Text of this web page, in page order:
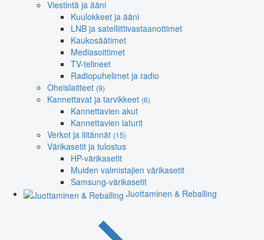
Viestintä ja ääni
Kuulokkeet ja ääni
LNB ja satelliittivastaanottimet
Kaukosäätimet
Mediasoittimet
TV-telineet
Radiopuhelimet ja radio
Oheislaitteet (9)
Kannettavat ja tarvikkeet (6)
Kannettavien akut
Kannettavien laturit
Verkot ja liitännät (15)
Värikasetit ja tulostus
HP-värikasetit
Muiden valmistajien värikasetit
Samsung-värikasetit
Juottaminen & Reballing